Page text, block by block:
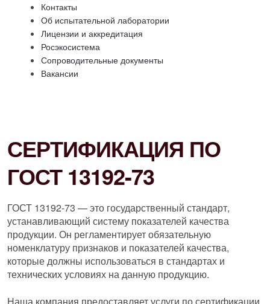
Контакты
Об испытательной лаборатории
Лицензии и аккредитация
Росэкосистема
Сопроводительные документы
Вакансии
СЕРТИФИКАЦИЯ ПО
ГОСТ 13192-73
ГОСТ 13192-73 — это государственный стандарт,
устанавливающий систему показателей качества
продукции. Он регламентирует обязательную
номенклатуру признаков и показателей качества,
которые должны использоваться в стандартах и
технических условиях на данную продукцию.